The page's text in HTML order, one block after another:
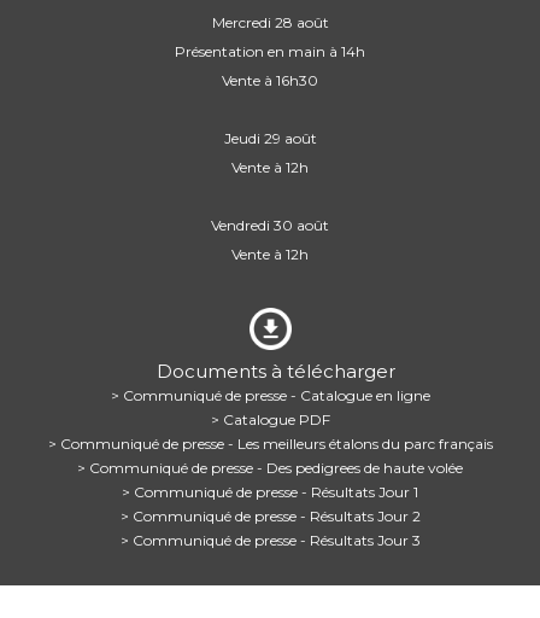
Mercredi 28 août
Présentation en main à 14h
Vente à 16h30
Jeudi 29 août
Vente à 12h
Vendredi 30 août
Vente à 12h
Documents à télécharger
> Communiqué de presse - Catalogue en ligne
> Catalogue PDF
> Communiqué de presse - Les meilleurs étalons du parc français
> Communiqué de presse - Des pedigrees de haute volée
> Communiqué de presse - Résultats Jour 1
> Communiqué de presse - Résultats Jour 2
> Communiqué de presse - Résultats Jour 3